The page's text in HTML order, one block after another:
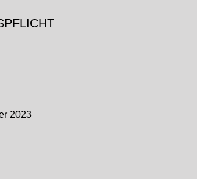
2023